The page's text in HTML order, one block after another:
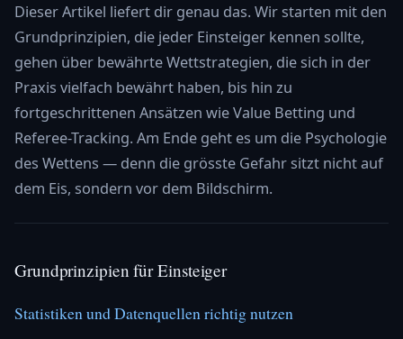
Dieser Artikel liefert dir genau das. Wir starten mit den
Grundprinzipien, die jeder Einsteiger kennen sollte,
gehen über bewährte Wettstrategien, die sich in der
Praxis vielfach bewährt haben, bis hin zu
fortgeschrittenen Ansätzen wie Value Betting und
Referee-Tracking. Am Ende geht es um die Psychologie
des Wettens — denn die grösste Gefahr sitzt nicht auf
dem Eis, sondern vor dem Bildschirm.
Grundprinzipien für Einsteiger
Statistiken und Datenquellen richtig nutzen